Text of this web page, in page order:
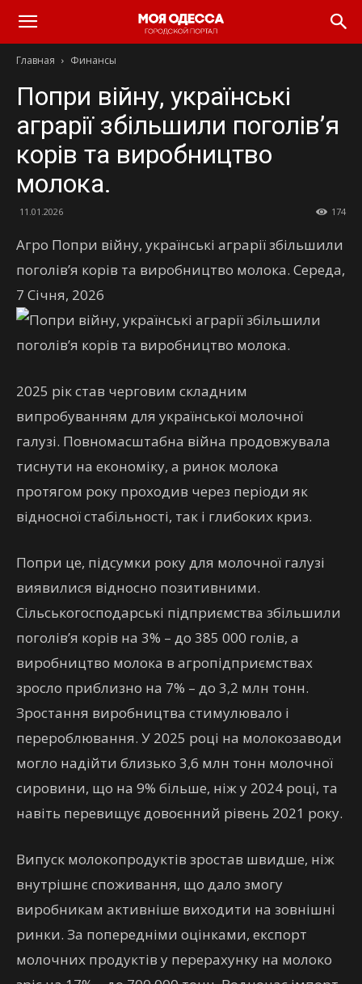
Моя
Одесса
Главная Финансы
Попри війну, українські
аграрії збільшили поголів’я
корів та виробництво
молока.
11.01.2026 174
Агро Попри війну, українські аграрії збільшили
поголів’я корів та виробництво молока. Середа,
7 Січня, 2026
2025 рік став черговим складним
випробуванням для української молочної
галузі. Повномасштабна війна продовжувала
тиснути на економіку, а ринок молока
протягом року проходив через періоди як
відносної стабільності, так і глибоких криз.
Попри це, підсумки року для молочної галузі
виявилися відносно позитивними.
Сільськогосподарські підприємства збільшили
поголів’я корів на 3% – до 385 000 голів, а
виробництво молока в агропідприємствах
зросло приблизно на 7% – до 3,2 млн тонн.
Зростання виробництва стимулювало і
перероблювання. У 2025 році на молокозаводи
могло надійти близько 3,6 млн тонн молочної
сировини, що на 9% більше, ніж у 2024 році, та
навіть перевищує довоєнний рівень 2021 року.
Випуск молокопродуктів зростав швидше, ніж
внутрішнє споживання, що дало змогу
виробникам активніше виходити на зовнішні
ринки. За попередніми оцінками, експорт
молочних продуктів у перерахунку на молоко